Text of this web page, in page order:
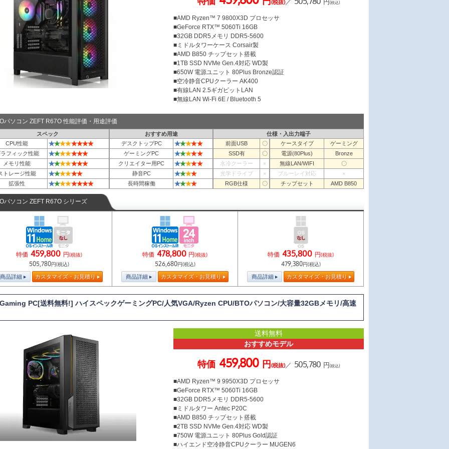
(税抜) (税込)
■AMD Ryzen™ 7 9800X3D プロセッサ
■GeForce RTX™ 5060Ti 16GB
■32GB DDR5メモリ DDR5-5600
■ミドルタワーケース Corsair製
■AMD B850 チップセット搭載
■1TB SSD NVMe Gen.4対応 WD製
■650W 電源ユニット 80Plus Bronze認証
■空冷静音CPUクーラー AK400
■有線LAN 2.5ギガビットLAN
■無線LAN Wi-Fi 6E / Bluetooth 5
パソコン ZEFT R67O 性能評価・用途評価
スペック おすすめ用途
仕様・入出力端子
CPU性能
★★★★★★★★ デスクトップPC ★★★★★ 前面USB 〇 ケースタイプ
ゲーミング
フィック性能
★★★★★★★ ゲーミングPC ★★★★★ SSD有 〇 電源(80Plus)
Bronze
メモリ性能
★★★★★★★ クリエイター用PC ★★★★★ 水冷クーラー × 無線LAN/WIFI
〇
トレージ性能
★★★★★★ 静音PC ★★★★ 光学ドライブ × ブルーレイ対応
×
拡張性
★★★★★★★★ 長時間稼働 ★★★★ RGB仕様 〇 チップセット AMD B850
パソコン ZEFT R67O シリーズ
特価 459,800 円(税抜)
505,780円(税込)
商品詳細 カスタマイズ・お見積り
特価 478,800 円(税抜)
526,680円(税込)
商品詳細 カスタマイズ・お見積り
特価 435,800 円(税抜)
479,380円(税込)
商品詳細 カスタマイズ・お見積り
PC[送料無料!] ハイスペックゲーミングPC/人気VGA/Ryzen CPU/BTOパソコン/大容量32GBメモリ/高速
送料無料
おすすめモデル
特価 459,800 円(税抜)／ 505,780 円(税込)
■AMD Ryzen™ 9 9950X3D プロセッサ
■GeForce RTX™ 5060Ti 16GB
■32GB DDR5メモリ DDR5-5600
■ミドルタワー Antec P20C
■AMD B850 チップセット搭載
■2TB SSD NVMe Gen.4対応 WD製
■750W 電源ユニット 80Plus Gold認証
■ハイエンド空冷静音CPUクーラー MUGEN6